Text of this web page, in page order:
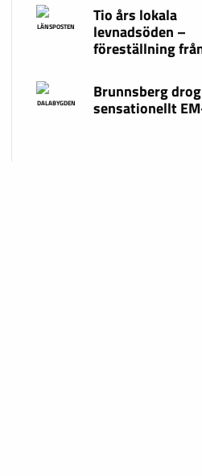
LÄNSPOSTEN
Tio års lokala
levnadsöden –
föreställning
DALABYGDEN
Brunnsberg
sensationellt